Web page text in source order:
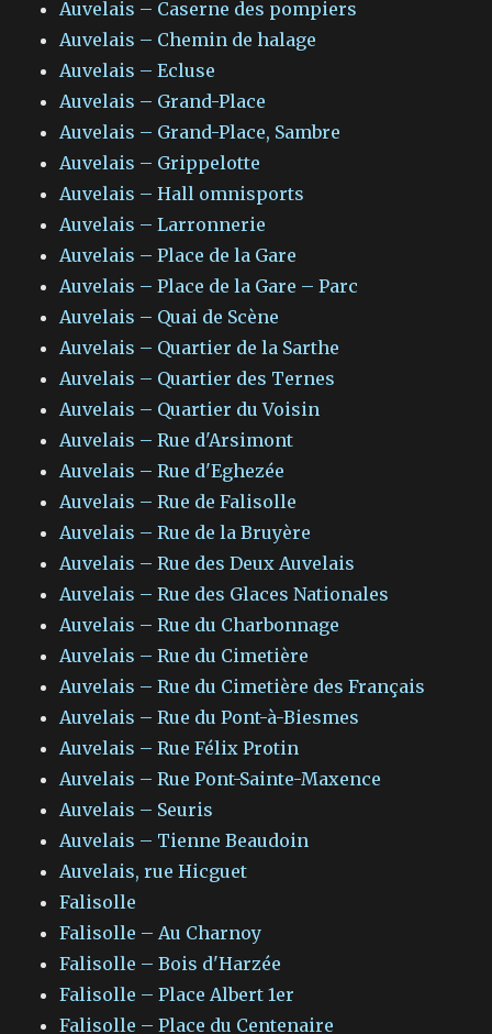
Auvelais – Caserne des pompiers
Auvelais – Chemin de halage
Auvelais – Ecluse
Auvelais – Grand-Place
Auvelais – Grand-Place, Sambre
Auvelais – Grippelotte
Auvelais – Hall omnisports
Auvelais – Larronnerie
Auvelais – Place de la Gare
Auvelais – Place de la Gare – Parc
Auvelais – Quai de Scène
Auvelais – Quartier de la Sarthe
Auvelais – Quartier des Ternes
Auvelais – Quartier du Voisin
Auvelais – Rue d'Arsimont
Auvelais – Rue d'Eghezée
Auvelais – Rue de Falisolle
Auvelais – Rue de la Bruyère
Auvelais – Rue des Deux Auvelais
Auvelais – Rue des Glaces Nationales
Auvelais – Rue du Charbonnage
Auvelais – Rue du Cimetière
Auvelais – Rue du Cimetière des Français
Auvelais – Rue du Pont-à-Biesmes
Auvelais – Rue Félix Protin
Auvelais – Rue Pont-Sainte-Maxence
Auvelais – Seuris
Auvelais – Tienne Beaudoin
Auvelais, rue Hicguet
Falisolle
Falisolle – Au Charnoy
Falisolle – Bois d'Harzée
Falisolle – Place Albert 1er
Falisolle – Place du Centenaire